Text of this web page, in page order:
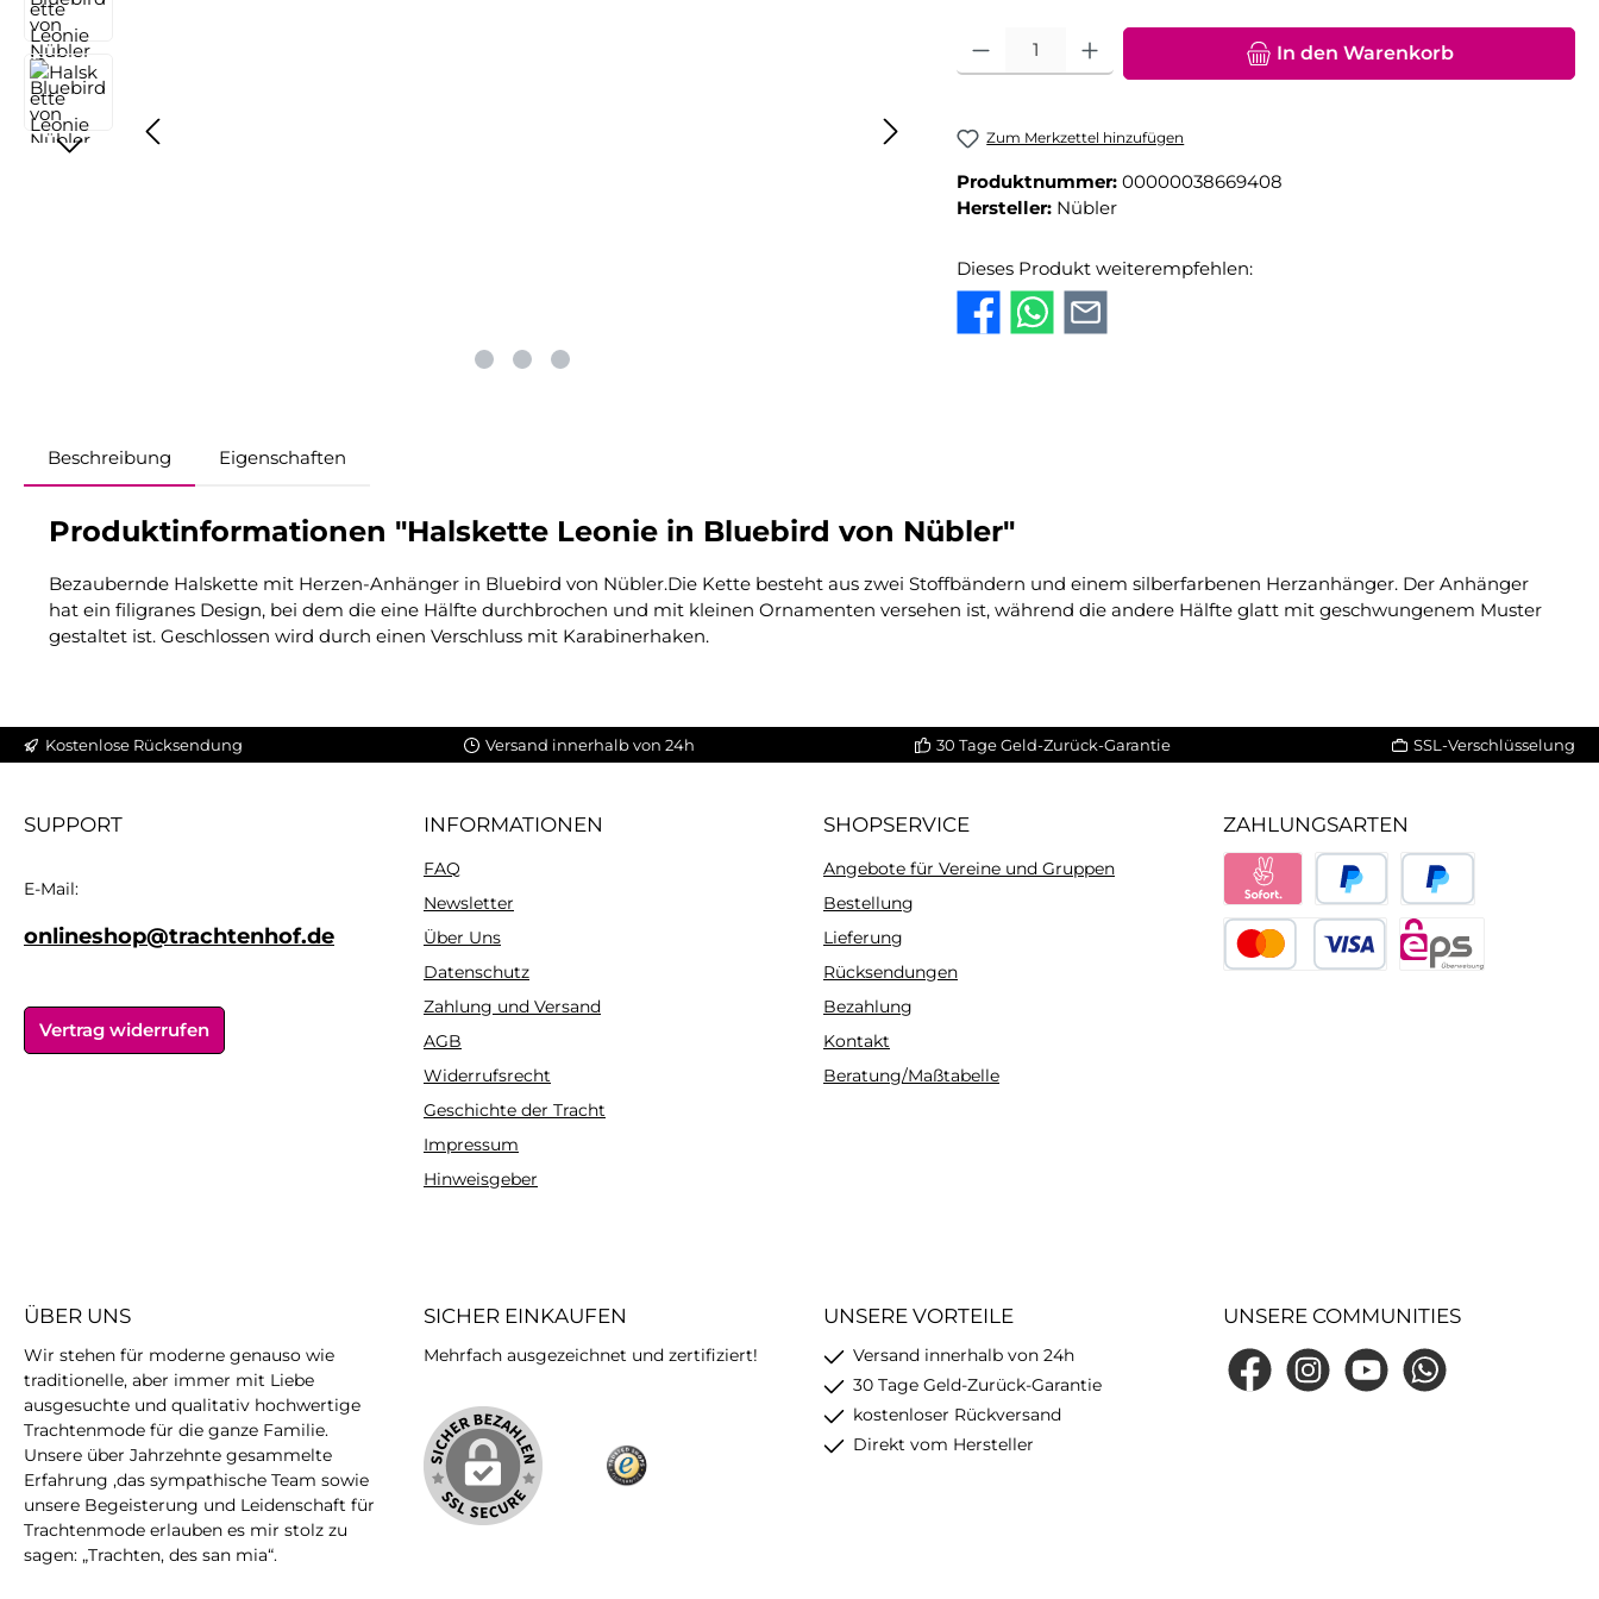
Produkt Anzahl: Gib den gewünschten Wert ein oder benutze die
In den Warenkorb
Zum Merkzettel hinzufügen
Produktnummer: 00000038669408
Hersteller: Nübler
Dieses Produkt weiterempfehlen:
Beschreibung Eigenschaften
Produktinformationen "Halskette Leonie in Bluebird von Nübler"
Bezaubernde Halskette mit Herzen-Anhänger in Bluebird von Nübler.Die Kette besteht aus zwei Stoffbändern und einem silberfarbenen Herzanhänger. Der Anhänger
hat ein filigranes Design, bei dem die eine Hälfte durchbrochen und mit kleinen Ornamenten versehen ist, während die andere Hälfte glatt mit geschwungenem Muster
gestaltet ist. Geschlossen wird durch einen Verschluss mit Karabinerhaken.
Kostenlose Rücksendung Versand innerhalb von 24h 30 Tage Geld-Zurück-Garantie SSL-Verschlüsselung
SUPPORT
E-Mail:
onlineshop@trachtenhof.de
Vertrag widerrufen
INFORMATIONEN
FAQ
Newsletter
Über Uns
Datenschutz
Zahlung und Versand
AGB
Widerrufsrecht
Geschichte der Tracht
Impressum
Hinweisgeber
SHOPSERVICE
Angebote für Vereine und Gruppen
Bestellung
Lieferung
Rücksendungen
Bezahlung
Kontakt
Beratung/Maßtabelle
ZAHLUNGSARTEN
PayPal Später bezahlen
Sofort
ÜBER UNS
Wir stehen für moderne genauso wie
traditionelle, aber immer mit Liebe
ausgesuchte und qualitativ hochwertige
Trachtenmode für die ganze Familie.
Unsere über Jahrzehnte gesammelte
Erfahrung ,das sympathische Team sowie
unsere Begeisterung und Leidenschaft für
Trachtenmode erlauben es mir stolz zu
sagen: „Trachten, des san mia“.
SICHER EINKAUFEN
Mehrfach ausgezeichnet und zertifiziert!
UNSERE VORTEILE
Versand innerhalb von 24h
30 Tage Geld-Zurück-Garantie
kostenloser Rückversand
Direkt vom Hersteller
UNSERE COMMUNITIES
FacebookInstagramYouTubeWhatsApp